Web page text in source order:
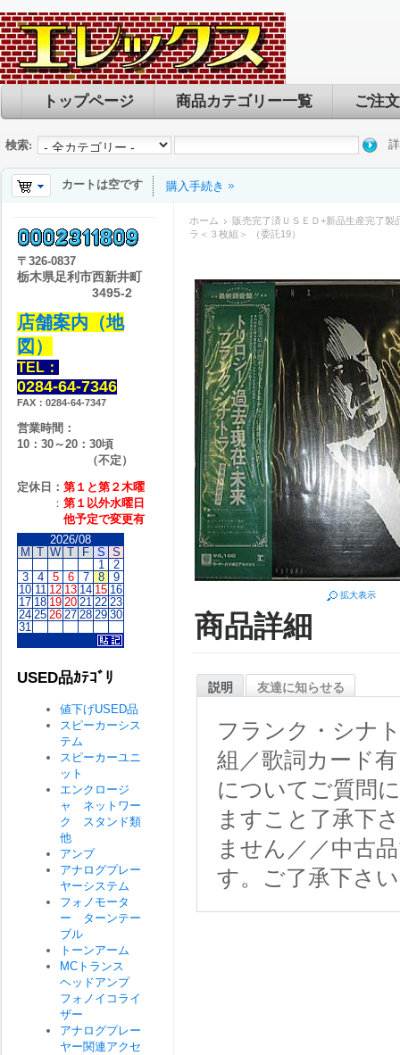
トップページ 商品カテゴリー一覧 ご注
検索:
カートは空です 購入手続き
ホーム
販売完了済ＵＳＥＤ+新品生産完了製
ラ＜３枚組＞ （委託19）
拡大表示
商品詳細
説明 友達に知らせる
フランク・シナ
組／歌詞カード
についてご質問
ますこと了承下
ません／／中古
す。ご了承下さ
〒 326-0837
栃木県足利市西新井町
3495-2
店舗案内（地
図）
TEL：
0284-64-7346
FAX：0284-64-7347
営業時間：
10：30～20：30頃
（不定）
定休日： 第１と第２木曜
： 第１以外水曜日
他予定で変更有
2026/08
M T W T F S S
1
2
3
4 5 6 7 8
9
10 11 12 13 14 15 16
17 18 19 20 21 22 23
24 25 26 27 28 29 30
31
USED品ｶﾃｺﾞﾘ
値下げUSED品
スピーカーシス
テム
スピーカーユニ
ット
エンクロージ
ャ ネットワー
ク スタンド類
他
アンプ
アナログプレー
ヤーシステム
フォノモータ
ー ターンテー
ブル
トーンアーム
MCトランス
ヘッドアンプ
フォノイコライ
ザー
アナログプレー
ヤー関連アクセ